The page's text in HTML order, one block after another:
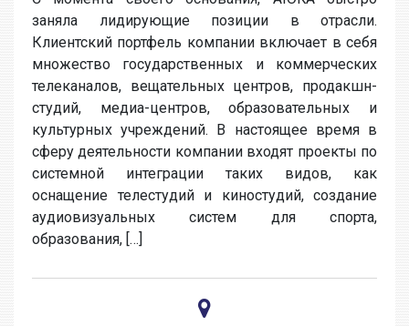
заняла лидирующие позиции в отрасли.
Клиентский портфель компании включает в себя
множество государственных и коммерческих
телеканалов, вещательных центров, продакшн-
студий, медиа-центров, образовательных и
культурных учреждений. В настоящее время в
сферу деятельности компании входят проекты по
системной интеграции таких видов, как
оснащение телестудий и киностудий, создание
аудиовизуальных систем для спорта,
образования, […]